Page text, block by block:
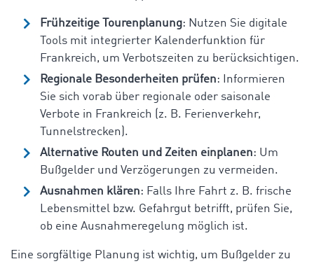
Frühzeitige Tourenplanung: Nutzen Sie digitale
Tools mit integrierter Kalenderfunktion für
Frankreich, um Verbotszeiten zu berücksichtigen.
Regionale Besonderheiten prüfen: Informieren
Sie sich vorab über regionale oder saisonale
Verbote in Frankreich (z. B. Ferienverkehr,
Tunnelstrecken).
Alternative Routen und Zeiten einplanen: Um
Bußgelder und Verzögerungen zu vermeiden.
Ausnahmen klären: Falls Ihre Fahrt z. B. frische
Lebensmittel bzw. Gefahrgut betrifft, prüfen Sie,
ob eine Ausnahmeregelung möglich ist.
Eine sorgfältige Planung ist wichtig, um Bußgelder zu